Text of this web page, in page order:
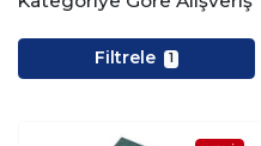
Filtrele 1